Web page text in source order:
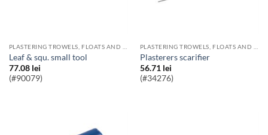
leaf & squ. small tool
77.08 lei
(#90079)
plasterers scarifier
56.71 lei
(#34276)